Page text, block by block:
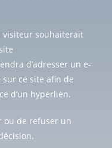
visiteur souhaiterait
d’adresser un e-
sur ce site afin de
d’un hyperlien.
ou de refuser un